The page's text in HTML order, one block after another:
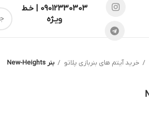
09012330303 | خـط
ویـژه
خرید آیتم های بنربازی پلاتو بنر New-Heights